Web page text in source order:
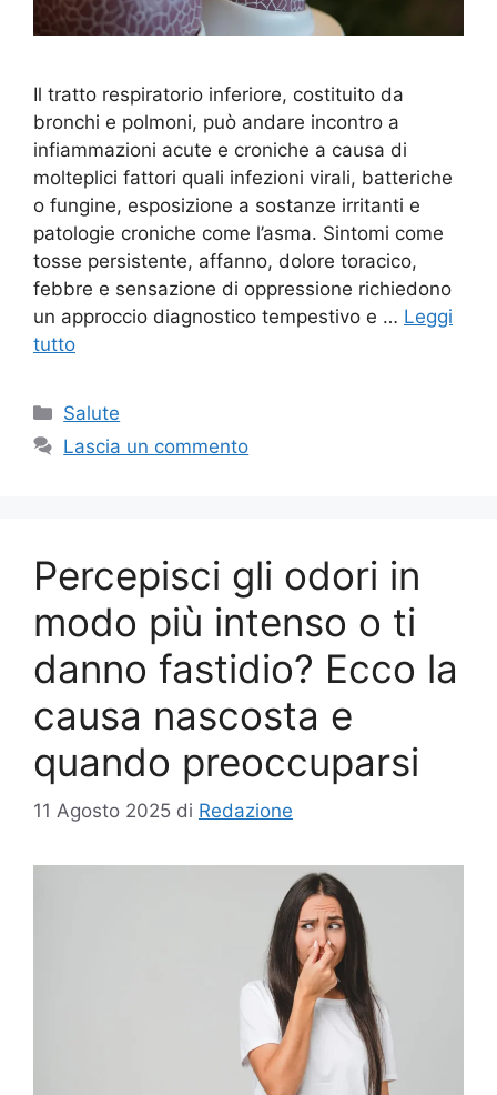
Il tratto respiratorio inferiore, costituito da
bronchi e polmoni, può andare incontro a
infiammazioni acute e croniche a causa di
molteplici fattori quali infezioni virali, batteriche
o fungine, esposizione a sostanze irritanti e
patologie croniche come l’asma. Sintomi come
tosse persistente, affanno, dolore toracico,
febbre e sensazione di oppressione richiedono
un approccio diagnostico tempestivo e … Leggi
tutto
Categorie
Salute
Lascia un commento
Percepisci gli odori in
modo più intenso o ti
danno fastidio? Ecco la
causa nascosta e
quando preoccuparsi
11 Agosto 2025 di Redazione